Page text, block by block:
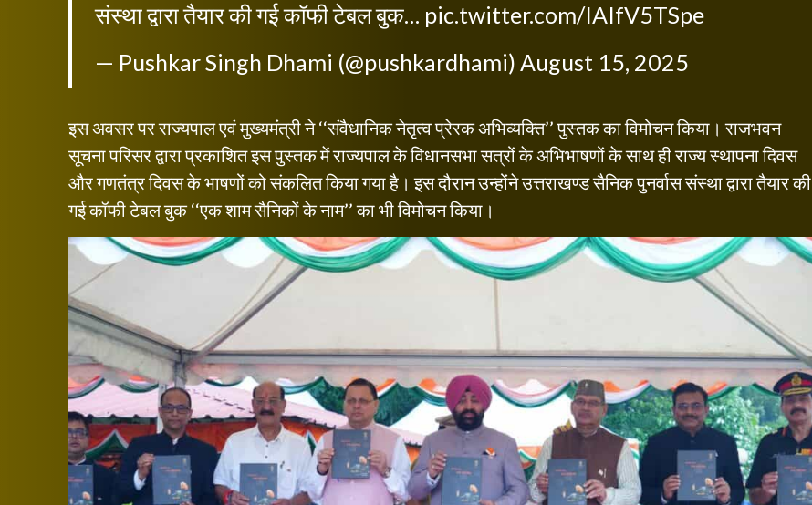
संस्था द्वारा तैयार की गई कॉफी टेबल बुक… pic.twitter.com/IAIfV5TSpe
— Pushkar Singh Dhami (@pushkardhami) August 15, 2025
इस अवसर पर राज्यपाल एवं मुख्यमंत्री ने ‘‘संवैधानिक नेतृत्व प्रेरक अभिव्यक्ति’’ पुस्तक का विमोचन किया। राजभवन
सूचना परिसर द्वारा प्रकाशित इस पुस्तक में राज्यपाल के विधानसभा सत्रों के अभिभाषणों के साथ ही राज्य स्थापना दिवस
और गणतंत्र दिवस के भाषणों को संकलित किया गया है। इस दौरान उन्होंने उत्तराखण्ड सैनिक पुनर्वास संस्था द्वारा तैयार की
गई कॉफी टेबल बुक ‘‘एक शाम सैनिकों के नाम’’ का भी विमोचन किया।